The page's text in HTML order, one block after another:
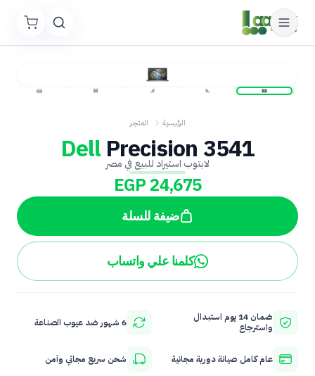
الرئيسية المتجر
Dell Precision 3541
لابتوب استيراد للبيع في مصر
EGP 24,675
ضيفة للسلة
كلمنا علي واتساب
ضمان 14 يوم استبدال
واسترجاع
6 شهور ضد عيوب الصناعة
عام كامل صيانة دورية مجانية شحن سريع مجاني وآمن